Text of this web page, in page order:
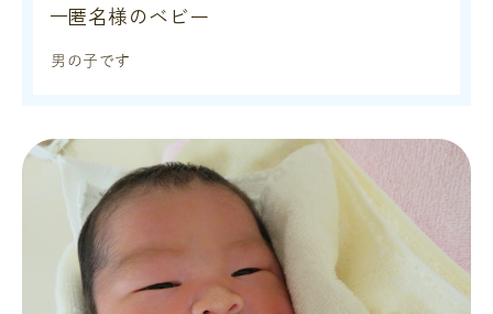
匿名様のベビー
男の子です